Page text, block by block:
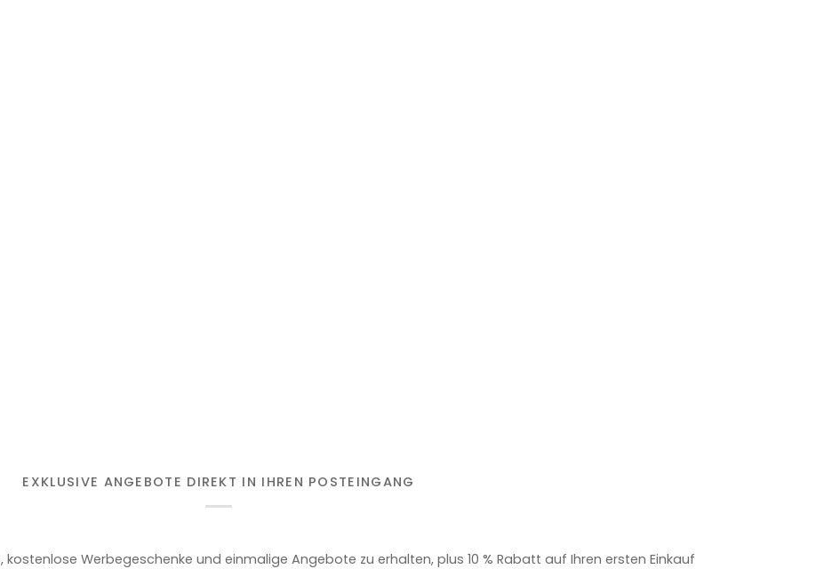
EXKLUSIVE ANGEBOTE DIREKT IN IHREN POSTEINGANG
Werbegeschenke und einmalige Angebote zu erhalten, plus 10 % Rabatt auf Ihren ersten Einkauf